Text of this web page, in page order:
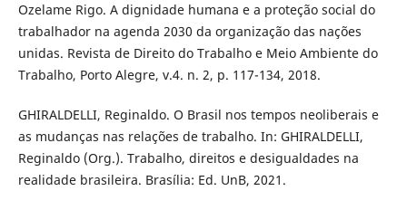
Ozelame Rigo. A dignidade humana e a proteção social do
trabalhador na agenda 2030 da organização das nações
unidas. Revista de Direito do Trabalho e Meio Ambiente do
Trabalho, Porto Alegre, v.4. n. 2, p. 117-134, 2018.
GHIRALDELLI, Reginaldo. O Brasil nos tempos neoliberais e
as mudanças nas relações de trabalho. In: GHIRALDELLI,
Reginaldo (Org.). Trabalho, direitos e desigualdades na
realidade brasileira. Brasília: Ed. UnB, 2021.